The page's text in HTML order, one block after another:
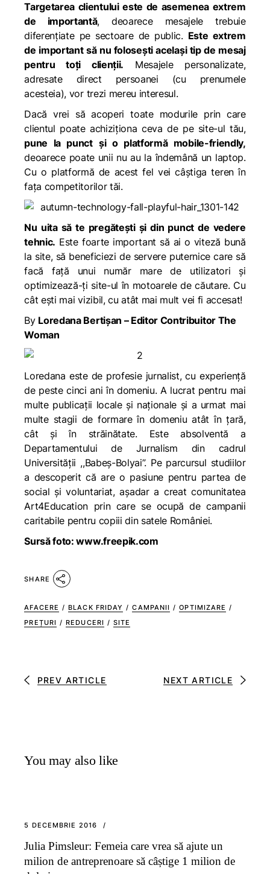
Targetarea clientului este de asemenea extrem
de importantă, deoarece mesajele trebuie
diferențiate pe sectoare de public. Este extrem
de important să nu folosești același tip de mesaj
pentru toți clienții. Mesajele personalizate,
adresate direct persoanei (cu prenumele
acesteia), vor trezi mereu interesul.
Dacă vrei să acoperi toate modurile prin care
clientul poate achiziționa ceva de pe site-ul tău,
pune la punct și o platformă mobile-friendly,
deoarece poate unii nu au la îndemână un laptop.
Cu o platformă de acest fel vei câștiga teren în
fața competitorilor tăi.
Nu uita să te pregătești și din punct de vedere
tehnic. Este foarte important să ai o viteză bună
la site, să beneficiezi de servere puternice care să
facă față unui număr mare de utilizatori și
optimizează-ți site-ul în motoarele de căutare. Cu
cât ești mai vizibil, cu atât mai mult vei fi accesat!
By Loredana Bertișan – Editor Contribuitor The
Woman
Loredana este de profesie jurnalist, cu experiență
de peste cinci ani în domeniu. A lucrat pentru mai
multe publicații locale și naționale și a urmat mai
multe stagii de formare în domeniu atât în țară,
cât și în străinătate. Este absolventă a
Departamentului de Jurnalism din cadrul
Universității ,,Babeș-Bolyai”. Pe parcursul studiilor
a descoperit că are o pasiune pentru partea de
social și voluntariat, așadar a creat comunitatea
Art4Education prin care se ocupă de campanii
caritabile pentru copiii din satele României.
Sursă foto: www.freepik.com
SHARE
AFACERE / BLACK FRIDAY / CAMPANII / OPTIMIZARE /
PREȚURI / REDUCERI / SITE
PREV ARTICLE NEXT ARTICLE
You may also like
5 DECEMBRIE 2016
Julia Pimsleur: Femeia care vrea să ajute un
milion de antreprenoare să câștige 1 milion de